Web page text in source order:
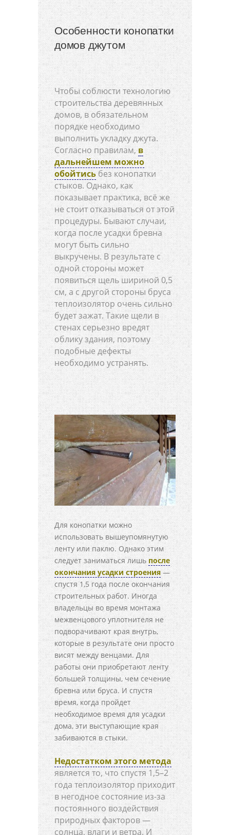
Особенности конопатки
домов джутом
Чтобы соблюсти технологию
строительства деревянных
домов, в обязательном
порядке необходимо
выполнить укладку джута.
Согласно правилам,в
дальнейшем можно
обойтись без конопатки
стыков. Однако, как
показывает практика, всё же
не стоит отказываться от этой
процедуры. Бывают случаи,
когда после усадки бревна
могут быть сильно
выкручены. В результате с
одной стороны может
появиться щель шириной 0,5
см, а с другой стороны бруса
теплоизолятор очень сильно
будет зажат. Такие щели в
стенах серьезно вредят
облику здания, поэтому
подобные дефекты
необходимо устранять.
Для конопатки можно
использовать вышеупомянутую
ленту или паклю. Однако этим
следует заниматься лишь после
окончания усадки строения —
спустя 1,5 года после окончания
строительных работ. Иногда
владельцы во время монтажа
межвенцового уплотнителя не
подворачивают края внутрь,
которые в результате они просто
висят между венцами. Для
работы они приобретают ленту
большей толщины, чем сечение
бревна или бруса. И спустя
время, когда пройдет
необходимое время для усадки
дома, эти выступающие края
забиваются в стыки.
Недостатком этого метода
является то, что спустя 1,5–2
года теплоизолятор приходит
в негодное состояние из-за
постоянного воздействия
природных факторов —
солнца, влаги и ветра. И